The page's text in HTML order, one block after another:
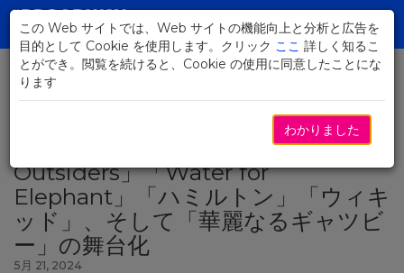
Skip
Main
Content
文学作品から舞台へ：「The
Outsiders」「Water for
Elephant」「ハミルトン」「ウィキ
ッド」、そして「華麗なるギャツビ
ー」の舞台化
5月 21, 2024
この Web サイトでは、Web サイトの機能向上と分析と広告を
目的として Cookie を使用します。クリック ここ 詳しく知るこ
とができ。閲覧を続けると、Cookie の使用に同意したことにな
ります
わかりました